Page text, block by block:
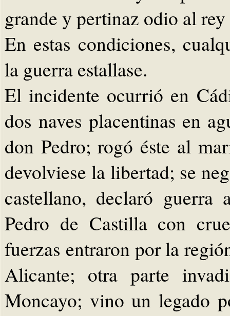
grande y pertinaz odio al
En estas condiciones,
la guerra estallase.
El incidente ocurrió en
dos naves placentinas en
don Pedro; rogó éste al
devolviese la libertad; se
castellano, declaró
Pedro de Castilla con
fuerzas entraron por la
Alicante; otra parte
Moncayo; vino un legado